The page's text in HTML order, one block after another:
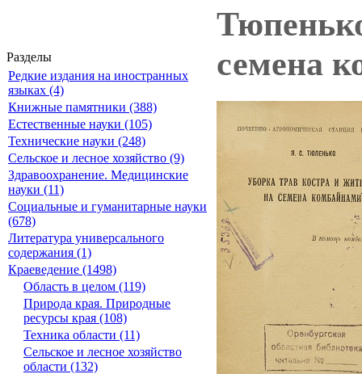
Разделы
Редкие издания на иностранных
языках (4)
Книжные памятники (388)
Естественные науки (105)
Технические науки (248)
Сельское и лесное хозяйство (9)
Здравоохранение. Медицинские
науки (11)
Социальные и гуманитарные науки
(678)
Литература универсального
содержания (1)
Краеведение (1498)
Область в целом (119)
Природа края. Природные
ресурсы края (108)
Техника области (11)
Сельское и лесное хозяйство
области (132)
семена